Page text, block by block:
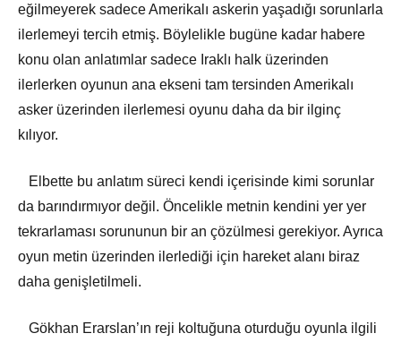
eğilmeyerek sadece Amerikalı askerin yaşadığı sorunlarla
ilerlemeyi tercih etmiş. Böylelikle bugüne kadar habere
konu olan anlatımlar sadece Iraklı halk üzerinden
ilerlerken oyunun ana ekseni tam tersinden Amerikalı
asker üzerinden ilerlemesi oyunu daha da bir ilginç
kılıyor.
Elbette bu anlatım süreci kendi içerisinde kimi sorunlar
da barındırmıyor değil. Öncelikle metnin kendini yer yer
tekrarlaması sorununun bir an çözülmesi gerekiyor. Ayrıca
oyun metin üzerinden ilerlediği için hareket alanı biraz
daha genişletilmeli.
Gökhan Erarslan’ın reji koltuğuna oturduğu oyunla ilgili